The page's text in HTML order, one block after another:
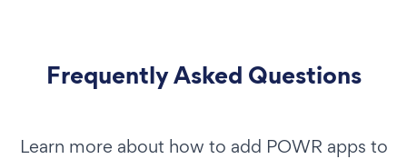
Frequently Asked Questions
Learn more about how to add POWR apps to